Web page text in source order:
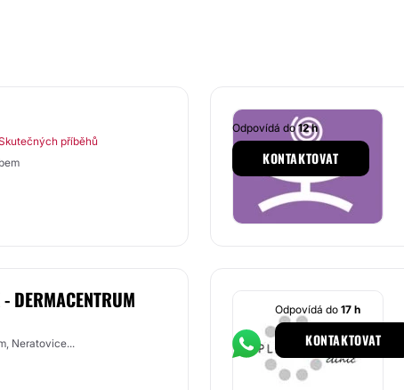
příběhů
Odpovídá do12 h
KONTAKTOVAT
DERMACENTRUM
Neratovice...
Odpovídá do 17 h
KONTAKTOVAT